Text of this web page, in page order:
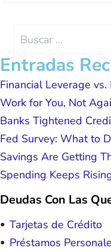
hope. I look forward to
possible because of J
Search
Entradas
Financial Leverage
Work for You, Not
Banks Tightened
Fed Survey: What to
Savings Are Getting
Spending Keeps
Deudas Con Las
Tarjetas de Crédito
Préstamos